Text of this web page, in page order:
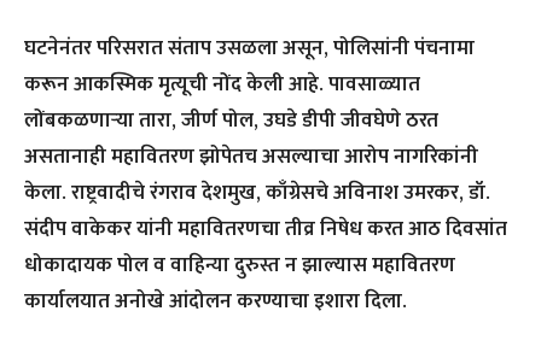
घटनेनंतर परिसरात संताप उसळला असून, पोलिसांनी पंचनामा
करून आकस्मिक मृत्यूची नोंद केली आहे. पावसाळ्यात
लोंबकळणाऱ्या तारा, जीर्ण पोल, उघडे डीपी जीवघेणे ठरत
असतानाही महावितरण झोपेतच असल्याचा आरोप नागरिकांनी
केला. राष्ट्रवादीचे रंगराव देशमुख, काँग्रेसचे अविनाश उमरकर, डॉ.
संदीप वाकेकर यांनी महावितरणचा तीव्र निषेध करत आठ दिवसांत
धोकादायक पोल व वाहिन्या दुरुस्त न झाल्यास महावितरण
कार्यालयात अनोखे आंदोलन करण्याचा इशारा दिला.